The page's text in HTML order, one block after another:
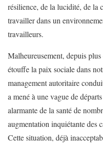
résilience, de la lucidité, de la
travailler dans un
travailleurs.
Malheureusement, depuis
étouffe la paix sociale dans
management autoritaire
a mené à une vague de
alarmante de la santé de
augmentation inquiétante des
Cette situation, déjà